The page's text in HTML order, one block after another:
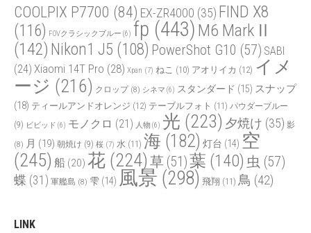
COOLPIX P7700 (84) EX-ZR4000 (35) FIND X8
(116) FOVクラシックブルー (6) fp (443) M6 MarkⅡ
(142) Nikon1 J5 (108) PowerShot G10 (57) SABI
(24) Xiaomi 14T Pro (28) Xpan (7) ねこ (10) アオリイカ (12) イメ
ージ (216) クロップ(8) シネマ (6) スタンダード (15) スナップ
(18) ティールアンドオレンジ (12) テーブルフォト (11) パウダーブルー
(9) ビビッド (6) モノクロ (21) 人物 (6) 光 (223) 夕焼け (35) 影
(8) 月 (19) 朝焼け (9) 桜 (7) 水 (11) 海 (182) 灯台 (14) 空
(245) 船 (20) 花 (224) 草 (51)葉 (140) 虫 (57)
蝶 (31) 軍艦島 (8) 雫 (14) 風景 (298) 飛翔 (11) 鳥 (42)
LINK